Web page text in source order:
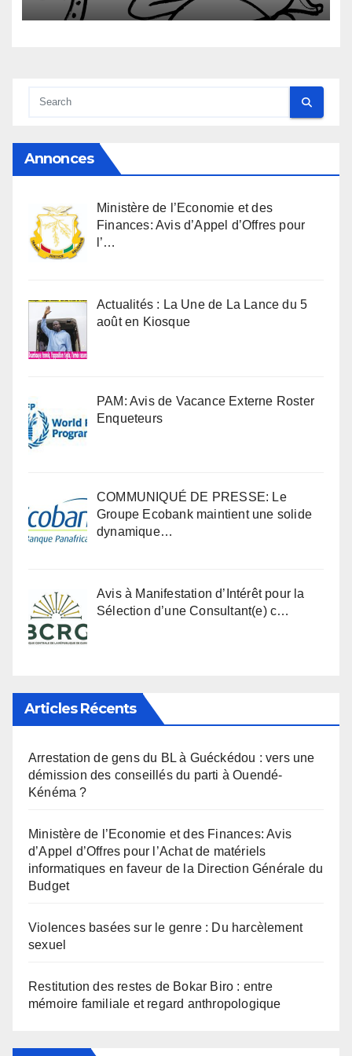
Annonces
Ministère de l’Economie et des
Finances: Avis d’Appel d’Offres pour
l’…
Actualités : La Une de La Lance du 5
août en Kiosque
PAM: Avis de Vacance Externe Roster
Enqueteurs
COMMUNIQUÉ DE PRESSE: Le
Groupe Ecobank maintient une solide
dynamique…
Avis à Manifestation d’Intérêt pour la
Sélection d’une Consultant(e) c…
Articles Récents
Arrestation de gens du BL à Guéckédou : vers une
démission des conseillés du parti à Ouendé-
Kénéma ?
Ministère de l’Economie et des Finances: Avis
d’Appel d’Offres pour l’Achat de matériels
informatiques en faveur de la Direction Générale du
Budget
Violences basées sur le genre : Du harcèlement
sexuel
Restitution des restes de Bokar Biro : entre
mémoire familiale et regard anthropologique